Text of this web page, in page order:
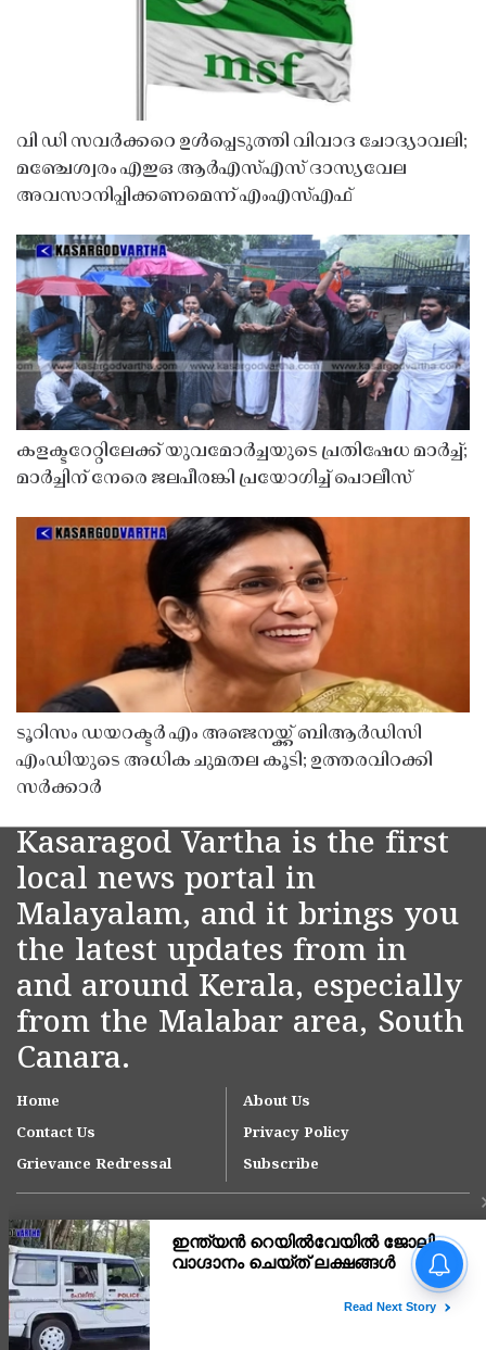
വി ഡി സവർക്കറെ ഉൾപ്പെടുത്തി വിവാദ ചോദ്യാവലി;
മഞ്ചേശ്വരം എഇഒ ആർഎസ്എസ് ദാസ്യവേല
അവസാനിപ്പിക്കണമെന്ന് എംഎസ്എഫ്
കളക്ടറേറ്റിലേക്ക് യുവമോർച്ചയുടെ പ്രതിഷേധ മാർച്ച്;
മാർച്ചിന് നേരെ ജലപീരങ്കി പ്രയോഗിച്ച് പൊലീസ്
ടൂറിസം ഡയറക്ടർ എം അഞ്ജനയ്ക്ക് ബിആർഡിസി
എംഡിയുടെ അധിക ചുമതല കൂടി; ഉത്തരവിറക്കി
സർക്കാർ
Kasaragod Vartha is the first
local news portal in
Malayalam, and it brings you
the latest updates from in
and around Kerala, especially
from the Malabar area, South
Canara.
Home
About Us
Contact Us
Privacy Policy
Grievance Redressal
Subscribe
Copyright © 2007-